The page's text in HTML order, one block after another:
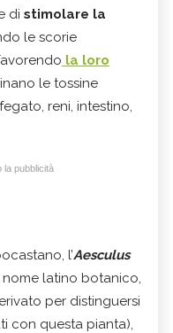
di stimolare la
le scorie
la loro
le tossine
reni, intestino,
la pubblicità
l’Aesculus
latino botanico,
per distinguersi
con questa pianta),